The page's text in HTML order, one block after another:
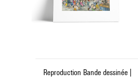
Reproduction Bande dessinée |